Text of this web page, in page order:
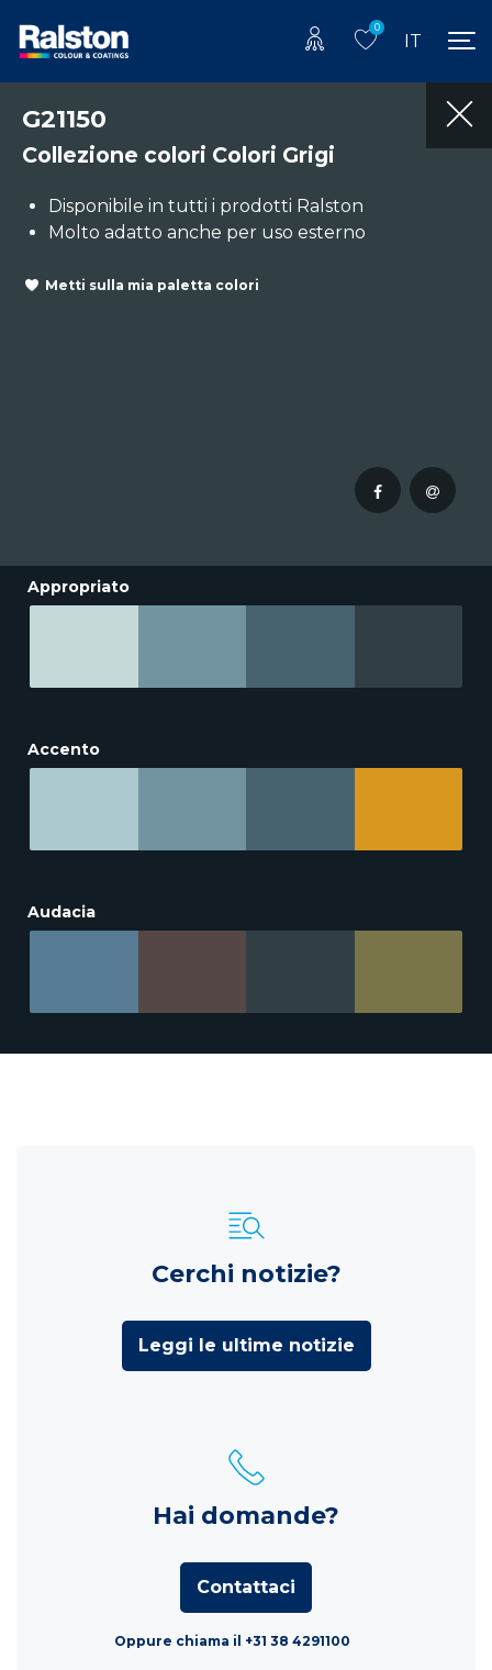
0
IT
G21150
Collezione colori Colori Grigi
Disponibile in tutti i prodotti Ralston
Molto adatto anche per uso esterno
Metti sulla mia paletta colori
Appropriato
Accento
Audacia
Cerchi notizie?
Leggi le ultime notizie
Hai domande?
Contattaci
Oppure chiama il +31 38 4291100